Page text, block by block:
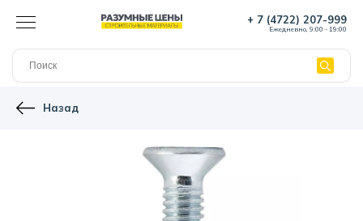
+ 7 (4722) 207-999
Ежедневно, 9:00 - 19:00
Назад